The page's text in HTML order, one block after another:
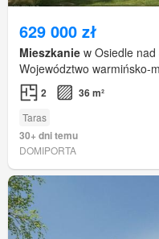
629 000 zł
Mieszkanie w Osiedle nad
Województwo warmińsko-
2 36 m²
Taras
30+ dni temu
DOMIPORTA